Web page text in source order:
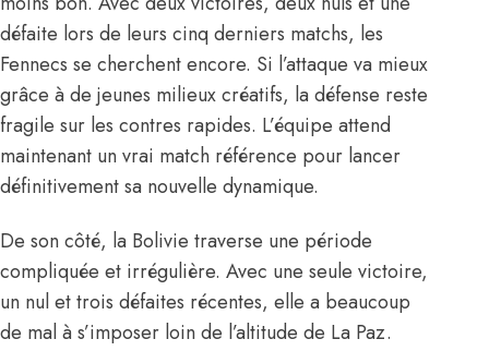
défaite lors de leurs cinq derniers matchs, les
Fennecs se cherchent encore. Si l’attaque va mieux
grâce à de jeunes milieux créatifs, la défense reste
fragile sur les contres rapides. L’équipe attend
maintenant un vrai match référence pour lancer
définitivement sa nouvelle dynamique.
De son côté, la Bolivie traverse une période
compliquée et irrégulière. Avec une seule victoire,
un nul et trois défaites récentes, elle a beaucoup
de mal à s’imposer loin de l’altitude de La Paz.